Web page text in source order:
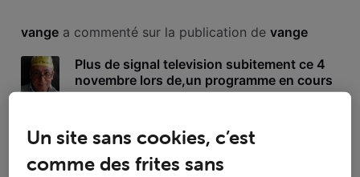
activités
vange a commenté sur la publication de vange
Plus de signal television subitement ce 4
novembre lors de,un programme en cours
.Nous avons éteins la TV , le décodeur et débranché , avons
attendu 2 minutes et réessayé de rallume mais toujours pas
de signal .est ce normal . Lieu wanze
Un site sans cookies, c’est
comme des frites sans